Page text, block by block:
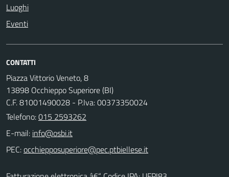
Luoghi
Eventi
CONTATTI
Piazza Vittorio Veneto, 8
13898 Occhieppo Superiore (BI)
C.F. 81001490028 - P.Iva: 00373350024
Telefono:015 2593262
E-mail:
PEC: